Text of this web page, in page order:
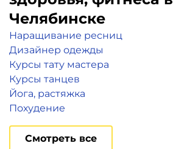
Челябинске
Наращивание ресниц
Дизайнер одежды
Курсы тату мастера
Курсы танцев
Йога, растяжка
Похудение
Смотреть все